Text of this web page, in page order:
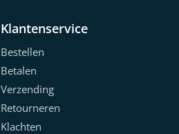
Klantenservice
Bestellen
Betalen
Verzending
Retourneren
Klachten